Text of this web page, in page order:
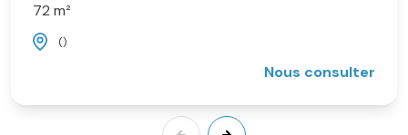
72 m²
()
Nous consulter